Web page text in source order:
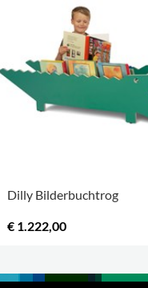
Dilly Bilderbuchtrog
€ 1.222,00